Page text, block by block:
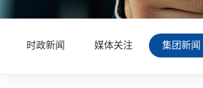
时政新闻 媒体关注 集团新闻